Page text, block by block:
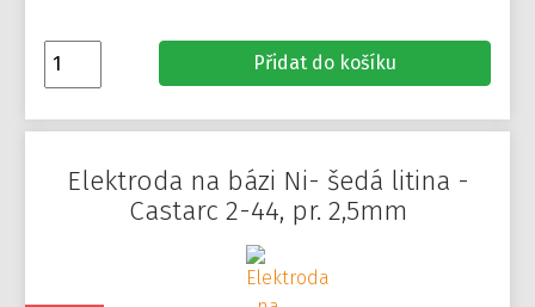
Přidat do košíku
Elektroda na bázi Ni- šedá litina -
Castarc 2-44, pr. 2,5mm